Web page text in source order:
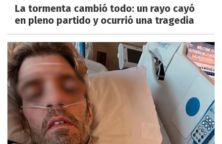
La tormenta cambió todo: un rayo cayó
en pleno partido y ocurrió una tragedia